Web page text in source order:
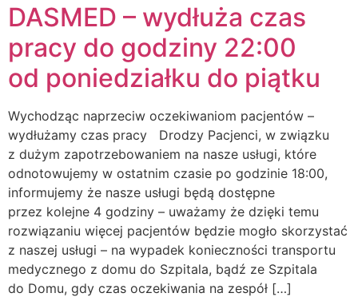
DASMED – wydłuża czas
pracy do godziny 22:00
od poniedziałku do piątku
Wychodząc naprzeciw oczekiwaniom pacjentów –
wydłużamy czas pracy Drodzy Pacjenci, w związku
z dużym zapotrzebowaniem na nasze usługi, które
odnotowujemy w ostatnim czasie po godzinie 18:00,
informujemy że nasze usługi będą dostępne
przez kolejne 4 godziny – uważamy że dzięki temu
rozwiązaniu więcej pacjentów będzie mogło skorzystać
z naszej usługi – na wypadek konieczności transportu
medycznego z domu do Szpitala, bądź ze Szpitala
do Domu, gdy czas oczekiwania na zespół […]